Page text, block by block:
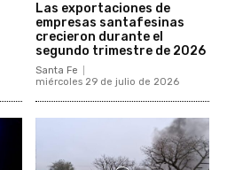
Las exportaciones de
empresas santafesinas
crecieron durante el
segundo trimestre de 2026
Santa Fe
miércoles 29 de julio de 2026